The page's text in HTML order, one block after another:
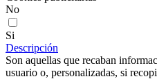
No
Si
Descripción
Son aquellas que recaban
usuario o, personalizadas, si